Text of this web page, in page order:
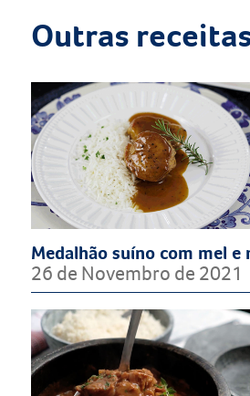
Outras
Medalhão suíno com mel e
26 de Novembro de 2021